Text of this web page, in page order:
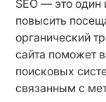
SEO — это
повысить
органический
сайта поможет
поисковых
связанным с